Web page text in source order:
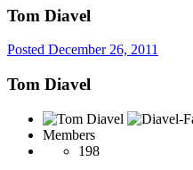
Tom Diavel
Posted December 26, 2011
Tom Diavel
Members
198